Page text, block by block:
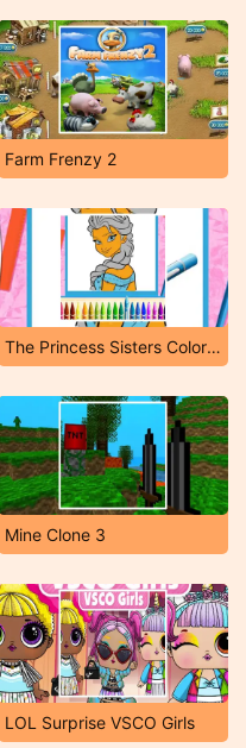
Farm Frenzy 2
The Princess Sisters Coloring
Mine Clone 3
LOL Surprise VSCO Girls